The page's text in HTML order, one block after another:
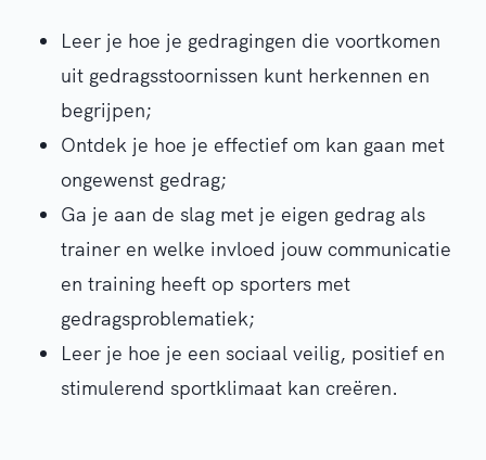
Leer je hoe je gedragingen die voortkomen
uit gedragsstoornissen kunt herkennen en
begrijpen;
Ontdek je hoe je effectief om kan gaan met
ongewenst gedrag;
Ga je aan de slag met je eigen gedrag als
trainer en welke invloed jouw communicatie
en training heeft op sporters met
gedragsproblematiek;
Leer je hoe je een sociaal veilig, positief en
stimulerend sportklimaat kan creëren.